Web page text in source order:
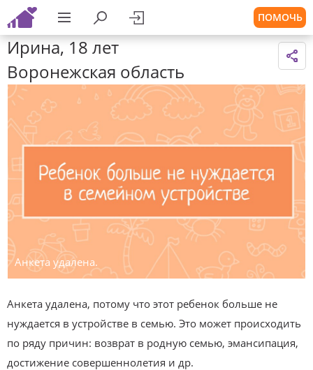
ПОМОЧЬ
Ирина, 18 лет
Воронежская область
Анкета удалена.
Анкета удалена, потому что этот ребенок больше не
нуждается в устройстве в семью. Это может происходить
по ряду причин: возврат в родную семью, эмансипация,
достижение совершеннолетия и др.